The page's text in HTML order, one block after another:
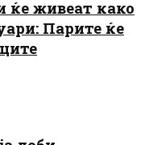
ќе живеат како
Парите ќе